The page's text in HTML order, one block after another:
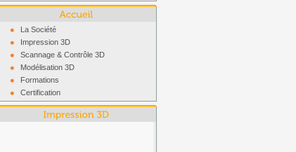
La Société
Impression 3D
Scannage & Contrôle 3D
Modélisation 3D
Formations
Certification